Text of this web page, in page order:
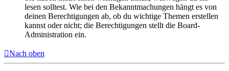
lesen solltest. Wie bei den Bekanntmachungen hängt es von
deinen Berechtigungen ab, ob du wichtige Themen erstellen
kannst oder nicht; die Berechtigungen stellt die Board-
Administration ein.
Nach oben